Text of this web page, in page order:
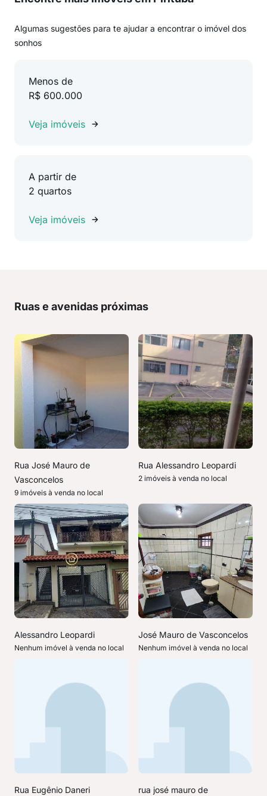
Algumas sugestões para te ajudar a encontrar o imóvel dos
sonhos
Menos de
R$ 600.000
Veja imóveis
A partir de
2 quartos
Veja imóveis
Ruas e avenidas próximas
Rua José Mauro de
Vasconcelos
9 imóveis à venda no local
Rua Alessandro Leopardi
2 imóveis à venda no local
Alessandro Leopardi
Nenhum imóvel à venda no local
José Mauro de Vasconcelos
Nenhum imóvel à venda no local
Rua Eugênio Daneri
rua josé mauro de